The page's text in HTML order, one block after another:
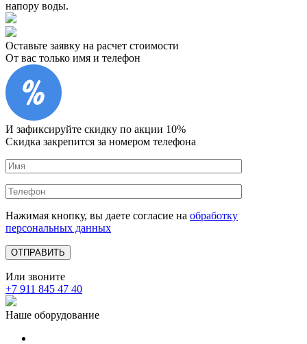
напору воды.
Оставьте заявку на расчет стоимости
От вас только имя и телефон
И зафиксируйте скидку по акции 10%
Скидка закрепится за номером телефона
Нажимая кнопку, вы даете согласие на обработку
персональных данных
Или звоните
+7 911 845 47 40
Наше оборудование